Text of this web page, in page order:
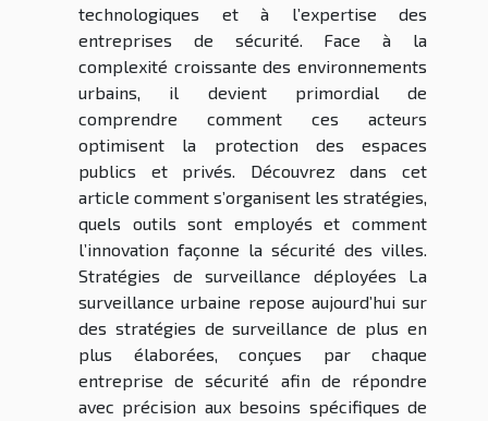
technologiques et à l’expertise des
entreprises de sécurité. Face à la
complexité croissante des environnements
urbains, il devient primordial de
comprendre comment ces acteurs
optimisent la protection des espaces
publics et privés. Découvrez dans cet
article comment s’organisent les stratégies,
quels outils sont employés et comment
l’innovation façonne la sécurité des villes.
Stratégies de surveillance déployées La
surveillance urbaine repose aujourd’hui sur
des stratégies de surveillance de plus en
plus élaborées, conçues par chaque
entreprise de sécurité afin de répondre
avec précision aux besoins spécifiques de